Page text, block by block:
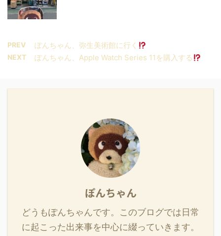
PREV ぽんちゃん、弥生美術館に行く
NEXT ぽんちゃん、Apple Watch Series 11を購入する
ぽんちゃん
どうもぽんちゃんです。このブログでは日常
に起こった出来事を中心に綴っていきます。